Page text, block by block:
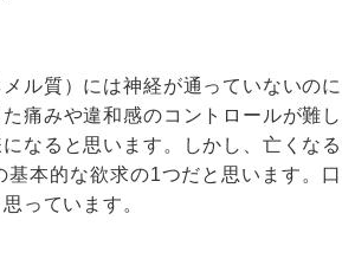
ル質）には神経が通っていないのに
痛みや違和感のコントロールが難し
なると思います。しかし、亡くなる
本的な欲求の1つだと思います。口
っています。